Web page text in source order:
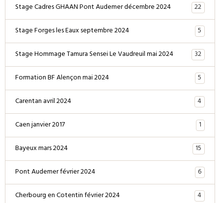
Stage Cadres GHAAN Pont Audemer décembre 2024
22
Stage Forges les Eaux septembre 2024
5
Stage Hommage Tamura Sensei Le Vaudreuil mai 2024
32
Formation BF Alençon mai 2024
5
Carentan avril 2024
4
Caen janvier 2017
1
Bayeux mars 2024
15
Pont Audemer février 2024
6
Cherbourg en Cotentin février 2024
4